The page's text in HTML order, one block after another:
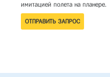
имитацией полета на планере.